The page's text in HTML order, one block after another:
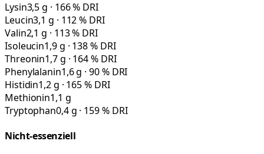
Lysin3,5 g · 166 % DRI
Leucin3,1 g · 112 % DRI
Valin2,1 g · 113 % DRI
Isoleucin1,9 g · 138 % DRI
Threonin1,7 g · 164 % DRI
Phenylalanin1,6 g · 90 % DRI
Histidin1,2 g · 165 % DRI
Methionin1,1 g
Tryptophan0,4 g · 159 % DRI
Nicht-essenziell